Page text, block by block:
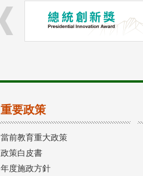
重要政策
當前教育重大政策
政策白皮書
年度施政方針